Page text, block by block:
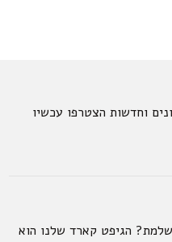
וחדשות הצטרפו עכשיו
הגיפט קארד שלנו הוא